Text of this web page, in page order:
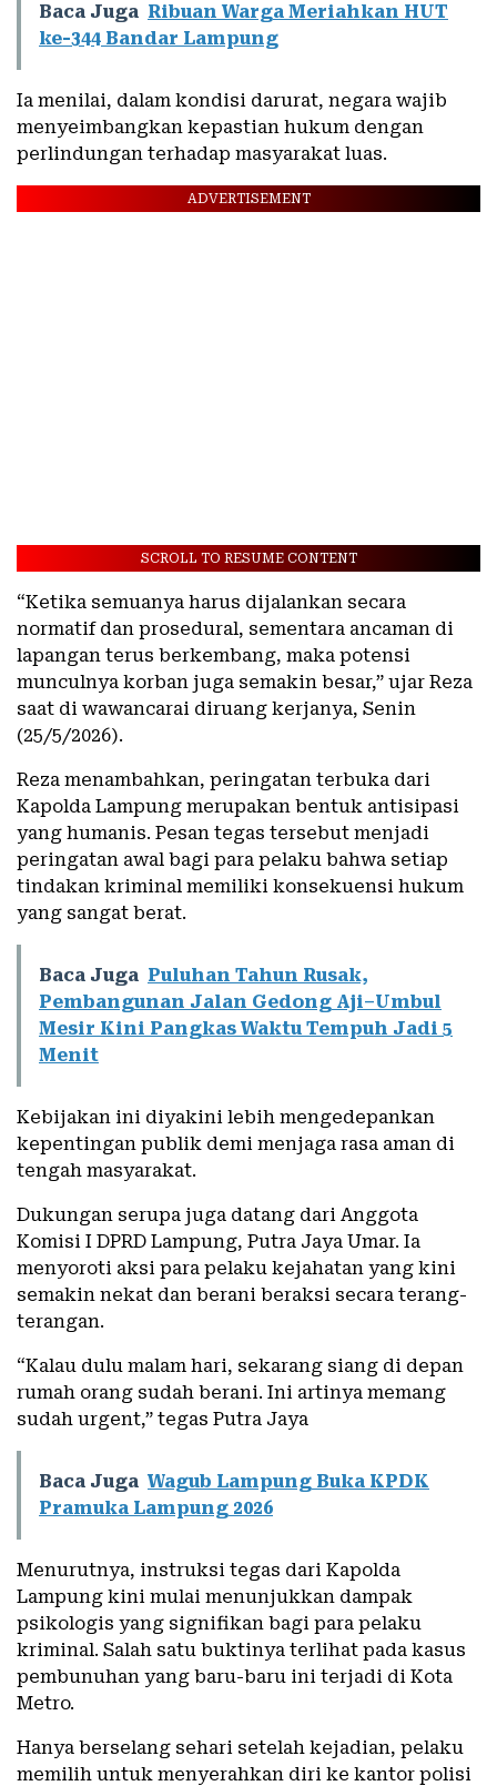
Baca Juga Ribuan Warga Meriahkan HUT
ke-344 Bandar Lampung
Ia menilai, dalam kondisi darurat, negara wajib
menyeimbangkan kepastian hukum dengan
perlindungan terhadap masyarakat luas.
ADVERTISEMENT
SCROLL TO RESUME CONTENT
“Ketika semuanya harus dijalankan secara
normatif dan prosedural, sementara ancaman di
lapangan terus berkembang, maka potensi
munculnya korban juga semakin besar,” ujar Reza
saat di wawancarai diruang kerjanya, Senin
(25/5/2026).
Reza menambahkan, peringatan terbuka dari
Kapolda Lampung merupakan bentuk antisipasi
yang humanis. Pesan tegas tersebut menjadi
peringatan awal bagi para pelaku bahwa setiap
tindakan kriminal memiliki konsekuensi hukum
yang sangat berat.
Baca Juga Puluhan Tahun Rusak,
Pembangunan Jalan Gedong Aji–Umbul
Mesir Kini Pangkas Waktu Tempuh Jadi 5
Menit
Kebijakan ini diyakini lebih mengedepankan
kepentingan publik demi menjaga rasa aman di
tengah masyarakat.
Dukungan serupa juga datang dari Anggota
Komisi I DPRD Lampung, Putra Jaya Umar. Ia
menyoroti aksi para pelaku kejahatan yang kini
semakin nekat dan berani beraksi secara terang-
terangan.
“Kalau dulu malam hari, sekarang siang di depan
rumah orang sudah berani. Ini artinya memang
sudah urgent,” tegas Putra Jaya
Baca Juga Wagub Lampung Buka KPDK
Pramuka Lampung 2026
Menurutnya, instruksi tegas dari Kapolda
Lampung kini mulai menunjukkan dampak
psikologis yang signifikan bagi para pelaku
kriminal. Salah satu buktinya terlihat pada kasus
pembunuhan yang baru-baru ini terjadi di Kota
Metro.
Hanya berselang sehari setelah kejadian, pelaku
memilih untuk menyerahkan diri ke kantor polisi